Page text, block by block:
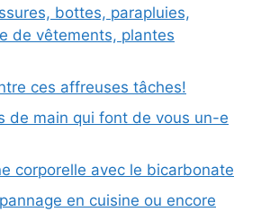
bottes, parapluies,
de vêtements, plantes
ces affreuses tâches!
de main qui font de vous un-e
corporelle avec le bicarbonate
en cuisine ou encore